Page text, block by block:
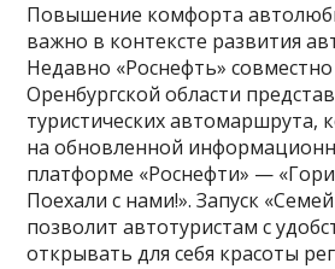
Повышение комфорта
важно в контексте развития
Недавно «Роснефть» совместно
Оренбургской области
туристических автомаршрута,
на обновленной
платформе «Роснефти» —
Поехали с нами!». Запуск
позволит автотуристам с
открывать для себя красоты